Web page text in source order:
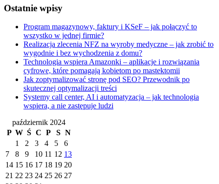
Ostatnie wpisy
Program magazynowy, faktury i KSeF – jak połączyć to
wszystko w jednej firmie?
Realizacja zlecenia NFZ na wyroby medyczne – jak zrobić to
wygodnie i bez wychodzenia z domu?
Technologia wspiera Amazonki – aplikacje i rozwiązania
cyfrowe, które pomagają kobietom po mastektomii
Jak zoptymalizować stronę pod SEO? Przewodnik po
skutecznej optymalizacji treści
Systemy call center, AI i automatyzacja – jak technologia
wspiera, a nie zastępuje ludzi
październik 2024
P W Ś C P S N
1
2 3 4 5
6
7
8 9 10 11 12 13
14 15 16 17 18 19 20
21 22 23 24 25 26 27